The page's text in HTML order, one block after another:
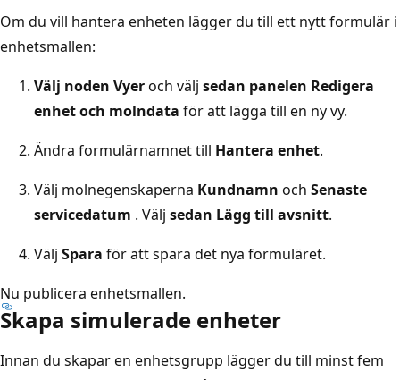
Om du vill hantera enheten lägger du till ett nytt formulär i
enhetsmallen:
Välj noden Vyeroch välj sedan panelen Redigera
enhet och molndata för att lägga till en ny vy.
Ändra formulärnamnet till Hantera enhet.
Välj molnegenskaperna Kundnamn och Senaste
servicedatum . Välj sedan Lägg till avsnitt.
Välj Spara för att spara det nya formuläret.
Nu publicera enhetsmallen.
Skapa simulerade enheter
Innan du skapar en enhetsgrupp lägger du till minst fem